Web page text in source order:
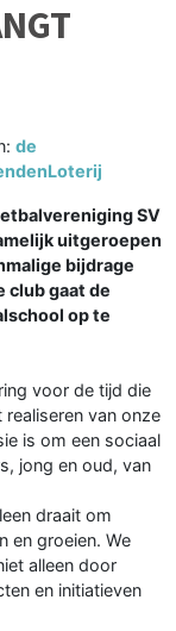
de
SV
uitgeroepen
bijdrage
club gaat de
op te
voor de tijd die
van onze
is om een sociaal
jong en oud, van
draait om
en groeien. We
alleen door
en initiatieven